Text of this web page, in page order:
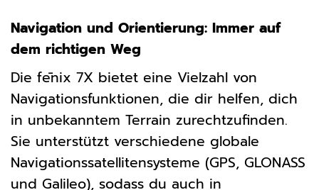
Navigation und Orientierung: Immer auf
dem richtigen Weg
Die fēnix 7X bietet eine Vielzahl von
Navigationsfunktionen, die dir helfen, dich
in unbekanntem Terrain zurechtzufinden.
Sie unterstützt verschiedene globale
Navigationssatellitensysteme (GPS, GLONASS
und Galileo), sodass du auch in